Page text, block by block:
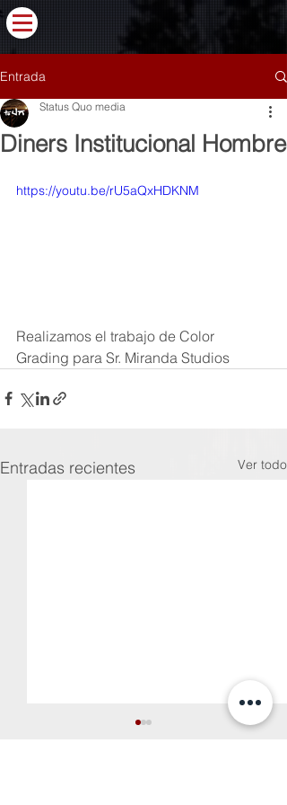
Entrada
Diners Institucional Hombre
Status Quo media
https://youtu.be/rU5aQxHDKNM
Realizamos el trabajo de Color
Grading para Sr. Miranda Studios
Entradas recientes Ver todo